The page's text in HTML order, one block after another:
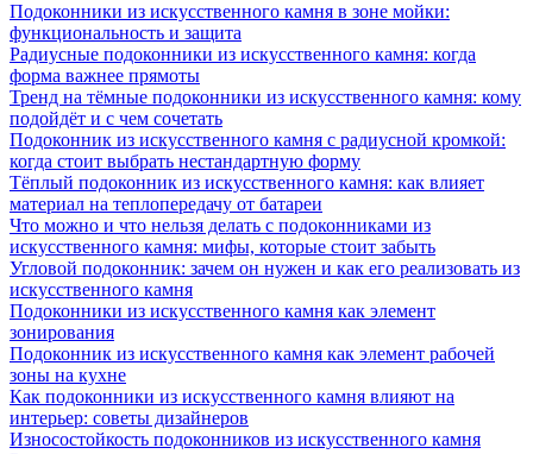
Подоконники из искусственного камня в зоне мойки:
функциональность и защита
Радиусные подоконники из искусственного камня: когда
форма важнее прямоты
Тренд на тёмные подоконники из искусственного камня: кому
подойдёт и с чем сочетать
Подоконник из искусственного камня с радиусной кромкой:
когда стоит выбрать нестандартную форму
Тёплый подоконник из искусственного камня: как влияет
материал на теплопередачу от батареи
Что можно и что нельзя делать с подоконниками из
искусственного камня: мифы, которые стоит забыть
Угловой подоконник: зачем он нужен и как его реализовать из
искусственного камня
Подоконники из искусственного камня как элемент
зонирования
Подоконник из искусственного камня как элемент рабочей
зоны на кухне
Как подоконники из искусственного камня влияют на
интерьер: советы дизайнеров
Износостойкость подоконников из искусственного камня